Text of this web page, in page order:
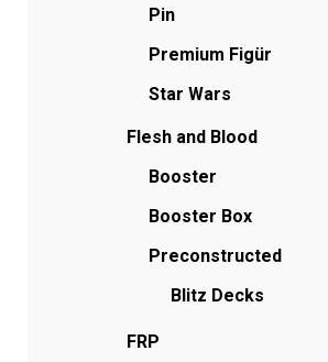
Pin
Premium Figür
Star Wars
Flesh and Blood
Booster
Booster Box
Preconstructed
Blitz Decks
FRP